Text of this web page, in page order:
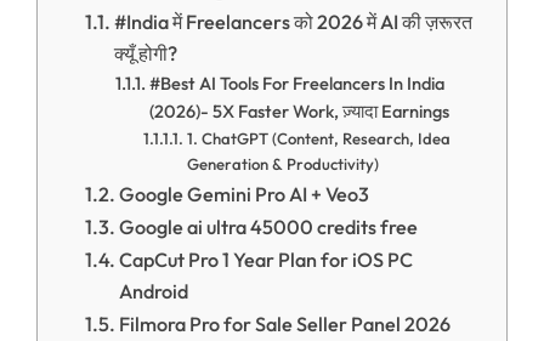
#India में Freelancers को 2026 में AI की ज़रूरत
क्यूँ होगी?
#Best AI Tools For Freelancers In India
(2026)- 5X Faster Work, ज़्यादा Earnings
1. ChatGPT (Content, Research, Idea
Generation & Productivity)
Google Gemini Pro AI + Veo3
Google ai ultra 45000 credits free
CapCut Pro 1 Year Plan for iOS PC
Android
Filmora Pro for Sale Seller Panel 2026